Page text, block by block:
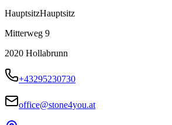
HauptsitzHauptsitz
Mitterweg 9
2020 Hollabrunn
+43295230730
office@stone4you.at